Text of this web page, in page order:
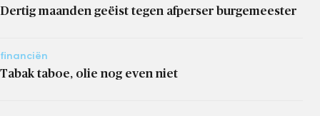
Dertig maanden geëist tegen afperser burgemeester
financiën
Tabak taboe, olie nog even niet